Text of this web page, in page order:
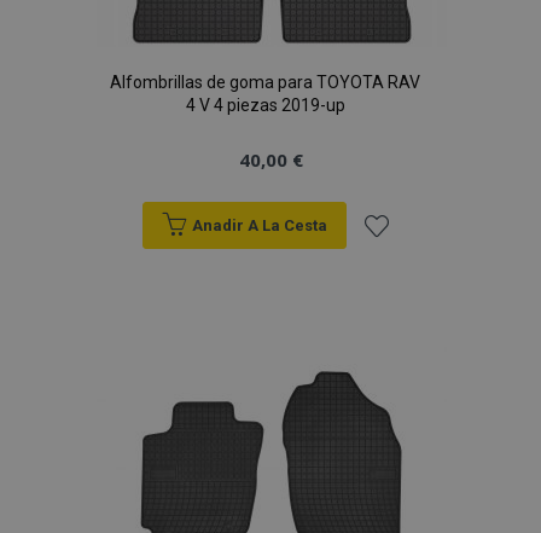
Alfombrillas de goma para TOYOTA RAV
4 V 4 piezas 2019-up
40,00 €
Anadir A La Cesta
de
Deseos